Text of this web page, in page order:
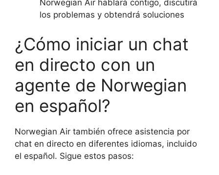
Norwegian Air hablará contigo, discutirá
los problemas y obtendrá soluciones
¿Cómo iniciar un chat
en directo con un
agente de Norwegian
en español?
Norwegian Air también ofrece asistencia por
chat en directo en diferentes idiomas, incluido
el español. Sigue estos pasos: